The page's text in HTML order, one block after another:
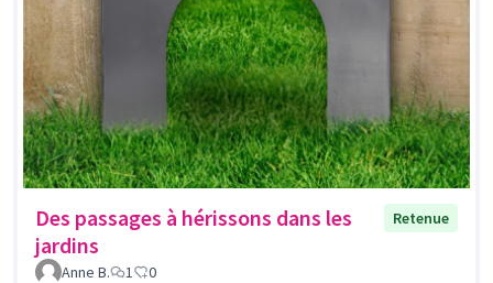
Des passages à hérissons dans les
jardins
Retenue
Anne B. 1 0